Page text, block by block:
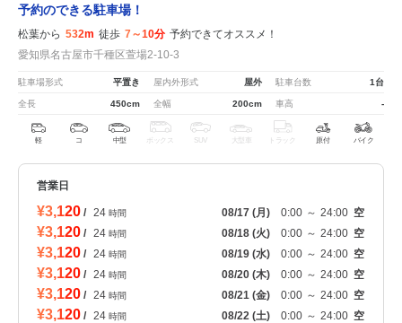
予約のできる駐車場！
松葉から 532m 徒歩 7～10分 予約できてオススメ！
愛知県名古屋市千種区萱場2-10-3
駐車場形式 平置き 屋内外形式 屋外 駐車台数 1台
全長 450cm 全幅 200cm 車高 -
軽 コ 中型 ボックス SUV 大型車 トラック 原付 バイク
営業日
¥3,120 / 24 時間 08/17 (月) 0:00 ～ 24:00 空
¥3,120 / 24 時間 08/18 (火) 0:00 ～ 24:00 空
¥3,120 / 24 時間 08/19 (水) 0:00 ～ 24:00 空
¥3,120 / 24 時間 08/20 (木) 0:00 ～ 24:00 空
¥3,120 / 24 時間 08/21 (金) 0:00 ～ 24:00 空
¥3,120 / 24 時間 08/22 (土) 0:00 ～ 24:00 空